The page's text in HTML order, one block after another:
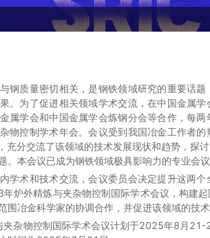
钢质量密切相关，是钢铁领域研究的重要话
。为了促进相关领域学术交流，在中国金属
属学会和中国金属学会炼钢分会等合作，每
物控制学术年会。会议受到我国冶金工作者
充分交流了该领域的技术发展现状和趋势，探
。本会议已成为钢铁领域极具影响力的专业会
学术和技术交流，会议委员会决定提升这两
年炉外精炼与夹杂物控制国际学术会议，构建
围冶金科学家的协调合作，并促进该领域的技
夹杂物控制国际学术会议计划于2025年8 月 21-